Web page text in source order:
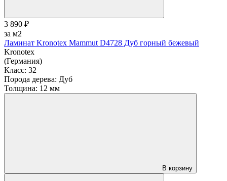
3 890 ₽
за м2
Ламинат Kronotex Mammut D4728 Дуб горный бежевый
Kronotex
(Германия)
Класс: 32
Порода дерева: Дуб
Толщина: 12 мм
В корзину